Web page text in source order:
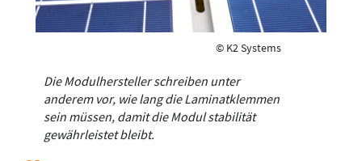
© K2 Systems
Die Modulhersteller schreiben unter
anderem vor, wie lang die Laminatklemmen
sein müssen, damit die Modul­ stabilität
gewährleistet bleibt.